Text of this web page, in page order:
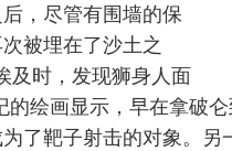
，尽管有围墙的保
被埋在了沙土之
及时，发现狮身人面
的绘画显示，早在拿破
了靶子射击的对象。